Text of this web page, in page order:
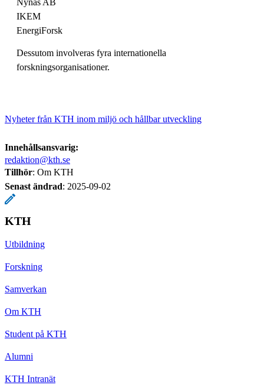
IKEM
EnergiForsk
Dessutom involveras fyra internationella
forskningsorganisationer.
Nyheter från KTH inom miljö och hållbar utveckling
Innehållsansvarig:
redaktion@kth.se
Tillhör: Om KTH
Senast ändrad: 2025-09-02
KTH
Utbildning
Forskning
Samverkan
Om KTH
Student på KTH
Alumni
KTH Intranät